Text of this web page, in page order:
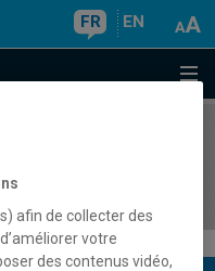
FR EN
afin de collecter des
votre
des contenus vidéo,